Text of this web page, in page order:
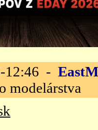
12:46 -
modelárstva